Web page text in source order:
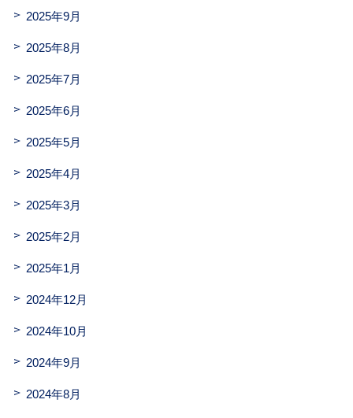
2025年9月
2025年8月
2025年7月
2025年6月
2025年5月
2025年4月
2025年3月
2025年2月
2025年1月
2024年12月
2024年10月
2024年9月
2024年8月